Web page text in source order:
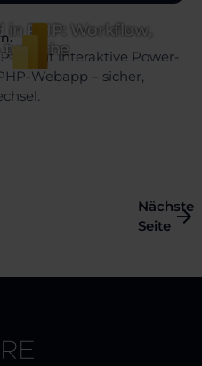
PHP: Workflow,
typische
bringt interaktive Power-
Webapp – sicher,
Nächste
Seite